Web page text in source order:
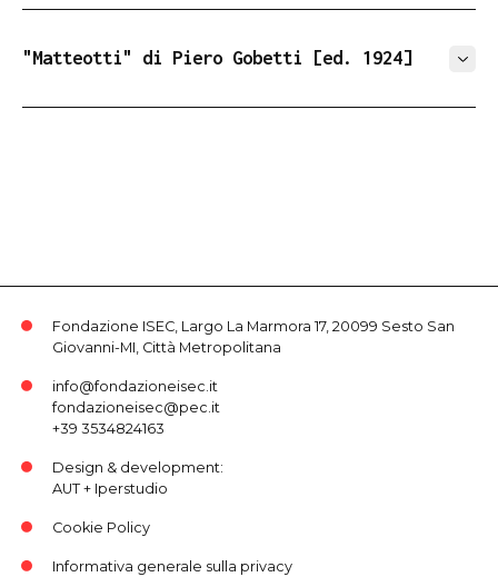
Studi e strumenti di storia contemporanea", 1995
"Matteotti" di Piero Gobetti [ed. 1924]
Fondazione ISEC, Largo La Marmora 17, 20099 Sesto San
Giovanni-MI, Città Metropolitana
info@fondazioneisec.it
fondazioneisec@pec.it
+39 3534824163
Design & development:
AUT+ Iperstudio
Cookie Policy
Informativa generale sulla privacy